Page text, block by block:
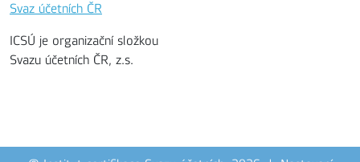
Svaz účetních ČR
ICSÚ je organizační složkou
Svazu účetních ČR, z.s.